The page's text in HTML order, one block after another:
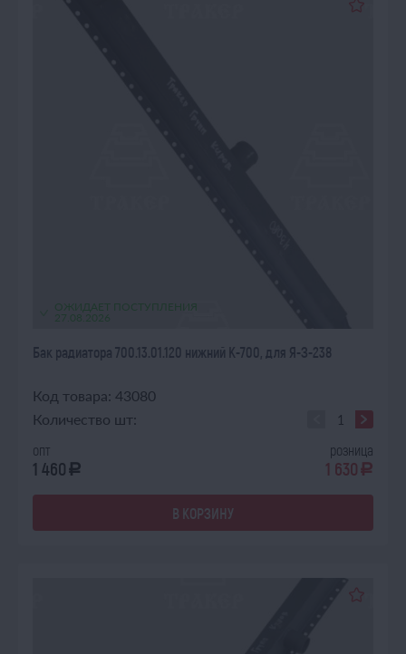
ОЖИДАЕТ ПОСТУПЛЕНИЯ
27.08.2026
Бак радиатора 700.13.01.120 нижний К-700, для Я-З-238
Код товара: 43080
Количество шт:
опт
1 460 a
розница
1 630 a
В КОРЗИНУ